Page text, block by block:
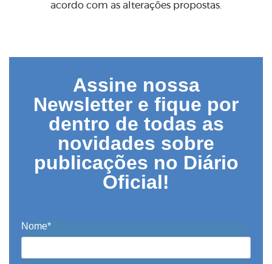
acordo com as alterações propostas.
Assine nossa
Newsletter e fique por
dentro de todas as
novidades sobre
publicações no Diário
Oficial!
Nome*